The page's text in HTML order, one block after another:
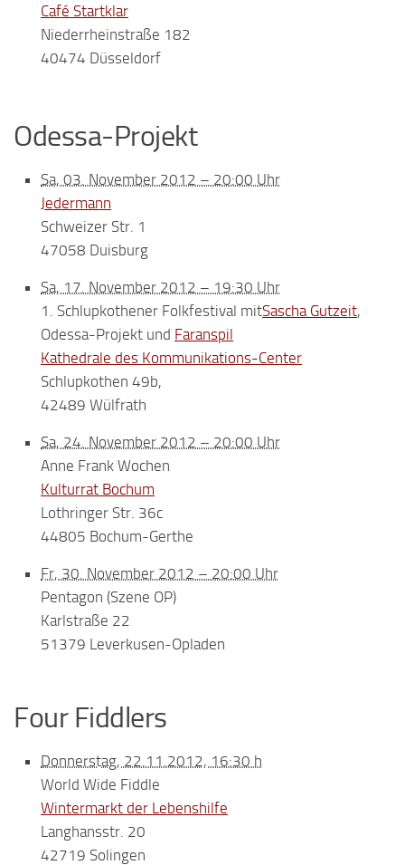
Café Startklar
Niederrheinstraße 182
40474 Düsseldorf
Odessa-Projekt
Sa, 03. November 2012 – 20:00 Uhr
Jedermann
Schweizer Str. 1
47058 Duisburg
Sa, 17. November 2012 – 19:30 Uhr
1. Schlupkothener Folkfestival mitSascha Gutzeit,
Odessa-Projekt und Faranspil
Kathedrale des Kommunikations-Center
Schlupkothen 49b,
42489 Wülfrath
Sa, 24. November 2012 – 20:00 Uhr
Anne Frank Wochen
Kulturrat Bochum
Lothringer Str. 36c
44805 Bochum-Gerthe
Fr, 30. November 2012 – 20:00 Uhr
Pentagon (Szene OP)
Karlstraße 22
51379 Leverkusen-Opladen
Four Fiddlers
Donnerstag, 22.11.2012, 16:30 h
World Wide Fiddle
Wintermarkt der Lebenshilfe
Langhansstr. 20
42719 Solingen